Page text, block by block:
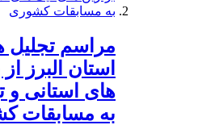
مراسم تجلیل
استان البرز
های استانی و
به مسابقات